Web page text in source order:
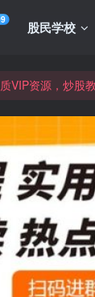
股民学校
资源，炒股
VIP资源，炒股